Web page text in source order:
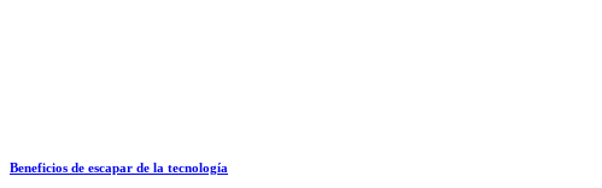
Beneficios de escapar de la tecnología